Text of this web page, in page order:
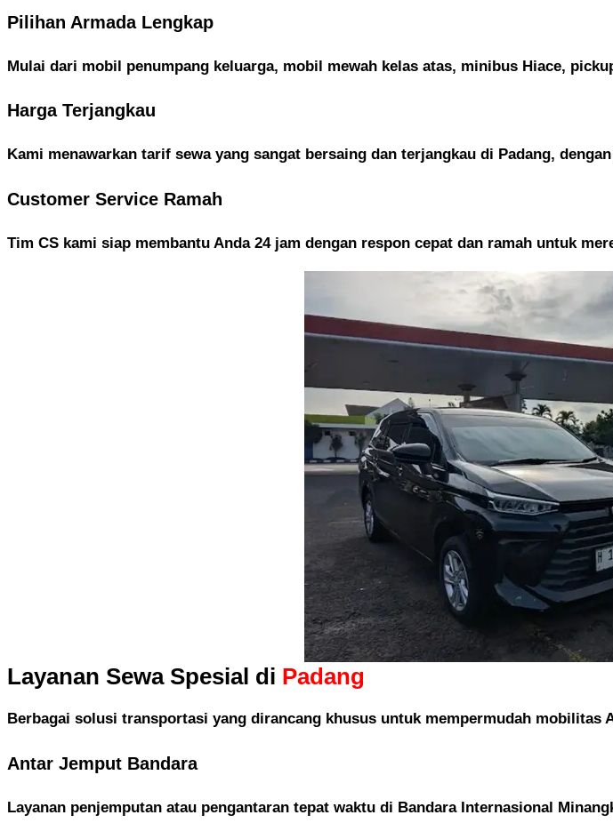
Pilihan Armada Lengkap
Mulai dari mobil penumpang keluarga, mobil mewah kelas atas, minibus Hiace,
Harga Terjangkau
Kami menawarkan tarif sewa yang sangat bersaing dan terjangkau di Padang,
Customer Service Ramah
Tim CS kami siap membantu Anda 24 jam dengan respon cepat dan ramah untuk
Layanan Sewa Spesial di Padang
Berbagai solusi transportasi yang dirancang khusus untuk mempermudah mobilitas
Antar Jemput Bandara
Layanan penjemputan atau pengantaran tepat waktu di Bandara Internasional